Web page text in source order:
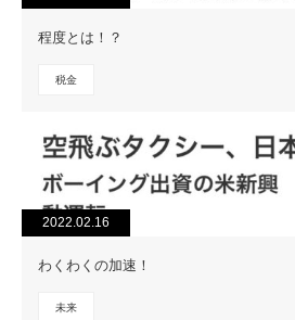
程度とは！？
税金
2022.02.16
わくわくの加速！
未来